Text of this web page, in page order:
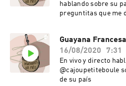
hablando sobre su
preguntitas que me
Guayana Francesa
16/08/2020
7:31
En vivo y directo
@cajoupetiteboule
de su país